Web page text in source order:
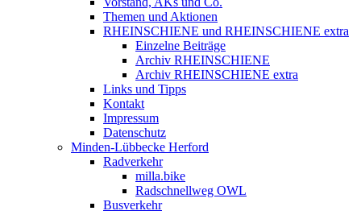
Themen und Aktionen
RHEINSCHIENE und RHEINSCHIENE extra
Einzelne Beiträge
Archiv RHEINSCHIENE
Archiv RHEINSCHIENE extra
Links und Tipps
Kontakt
Impressum
Datenschutz
Minden-Lübbecke Herford
Radverkehr
milla.bike
Radschnellweg OWL
Busverkehr